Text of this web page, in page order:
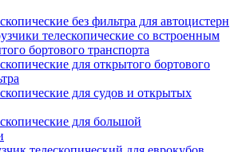
без фильтра для автоцистерн
телескопические со встроенным
бортового транспорта
для открытого бортового
для судов и открытых
для большой